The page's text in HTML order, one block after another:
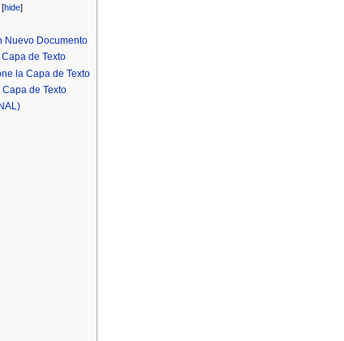
[hide]
Nuevo Documento
de Texto
la Capa de Texto
de Texto